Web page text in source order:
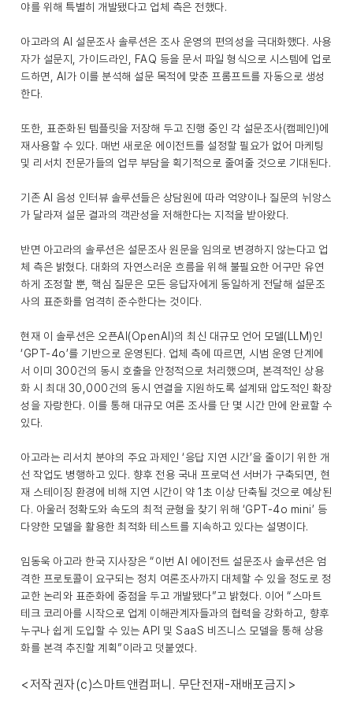
야를 위해 특별히 개발됐다고 업체 측은 전했다.
아고라의 AI 설문조사 솔루션은 조사 운영의 편의성을 극대화했다. 사용
자가 설문지, 가이드라인, FAQ 등을 문서 파일 형식으로 시스템에 업로
드하면, AI가 이를 분석해 설문 목적에 맞춘 프롬프트를 자동으로 생성
한다.
또한, 표준화된 템플릿을 저장해 두고 진행 중인 각 설문조사(캠페인)에
재사용할 수 있다. 매번 새로운 에이전트를 설정할 필요가 없어 마케팅
및 리서치 전문가들의 업무 부담을 획기적으로 줄여줄 것으로 기대된다.
기존 AI 음성 인터뷰 솔루션들은 상담원에 따라 억양이나 질문의 뉘앙스
가 달라져 설문 결과의 객관성을 저해한다는 지적을 받아왔다.
반면 아고라의 솔루션은 설문조사 원문을 임의로 변경하지 않는다고 업
체 측은 밝혔다. 대화의 자연스러운 흐름을 위해 불필요한 어구만 유연
하게 조정할 뿐, 핵심 질문은 모든 응답자에게 동일하게 전달해 설문조
사의 표준화를 엄격히 준수한다는 것이다.
현재 이 솔루션은 오픈AI(OpenAI)의 최신 대규모 언어 모델(LLM)인
‘GPT-4o’를 기반으로 운영된다. 업체 측에 따르면, 시범 운영 단계에
서 이미 300건의 동시 호출을 안정적으로 처리했으며, 본격적인 상용
화 시 최대 30,000건의 동시 연결을 지원하도록 설계돼 압도적인 확장
성을 자랑한다. 이를 통해 대규모 여론 조사를 단 몇 시간 만에 완료할 수
있다.
아고라는 리서치 분야의 주요 과제인 ‘응답 지연 시간’을 줄이기 위한 개
선 작업도 병행하고 있다. 향후 전용 국내 프로덕션 서버가 구축되면, 현
재 스테이징 환경에 비해 지연 시간이 약 1초 이상 단축될 것으로 예상된
다. 아울러 정확도와 속도의 최적 균형을 찾기 위해 ‘GPT-4o mini’ 등
다양한 모델을 활용한 최적화 테스트를 지속하고 있다는 설명이다.
임동욱 아고라 한국 지사장은 “이번 AI 에이전트 설문조사 솔루션은 엄
격한 프로토콜이 요구되는 정치 여론조사까지 대체할 수 있을 정도로 정
교한 논리와 표준화에 중점을 두고 개발됐다”고 밝혔다. 이어 “스마트
테크 코리아를 시작으로 업계 이해관계자들과의 협력을 강화하고, 향후
누구나 쉽게 도입할 수 있는 API 및 SaaS 비즈니스 모델을 통해 상용
화를 본격 추진할 계획”이라고 덧붙였다.
<저작권자(c)스마트앤컴퍼니. 무단전재-재배포금지>